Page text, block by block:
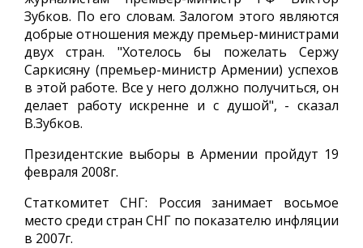
Зубков. По его словам. Залогом этого являются
добрые отношения между премьер-министрами
двух стран. "Хотелось бы пожелать Сержу
Саркисяну (премьер-министр Армении) успехов
в этой работе. Все у него должно получиться, он
делает работу искренне и с душой", - сказал
В.Зубков.
Президентские выборы в Армении пройдут 19
февраля 2008г.
Статкомитет СНГ: Россия занимает восьмое
место среди стран СНГ по показателю инфляции
в 2007г.